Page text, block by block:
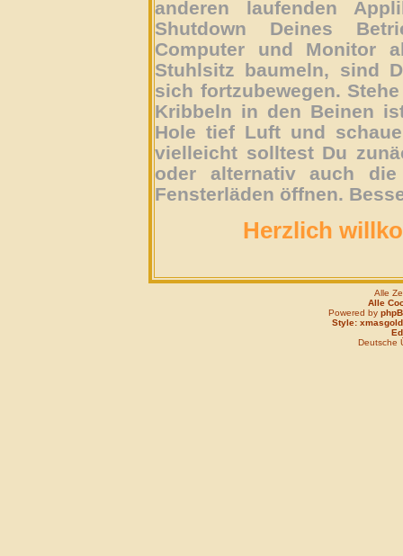
anderen laufenden
Shutdown Deines
Computer und Monitor
Stuhlsitz baumeln, sind
sich fortzubewegen.
Kribbeln in den Beinen
Hole tief Luft und
vielleicht solltest Du
oder alternativ auch
Fensterläden öffnen.
Herzlich
Alle
Alle
Powered by
Style: xmasgold
Deutsche